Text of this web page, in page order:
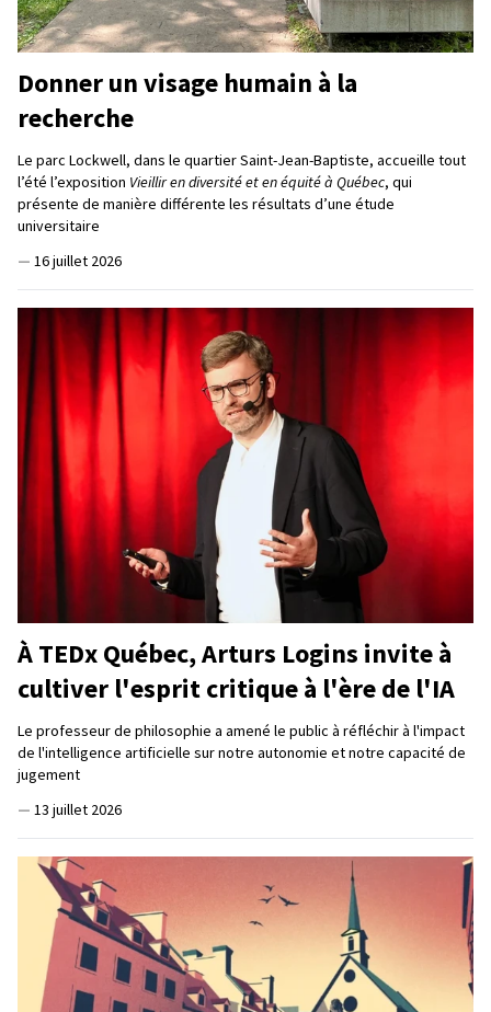
Donner un visage humain à la
recherche
Le parc Lockwell, dans le quartier Saint-Jean-Baptiste, accueille tout
l’été l’exposition Vieillir en diversité et en équité à Québec, qui
présente de manière différente les résultats d’une étude
universitaire
— 16 juillet 2026
À TEDx Québec, Arturs Logins invite à
cultiver l'esprit critique à l'ère de l'IA
Le professeur de philosophie a amené le public à réfléchir à l'impact
de l'intelligence artificielle sur notre autonomie et notre capacité de
jugement
— 13 juillet 2026